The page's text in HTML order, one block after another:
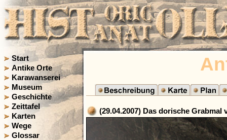
Start
Antike Orte
Karawanserei
Museum
Geschichte
Zeittafel
Karten
Wege
Glossar
(29.04.2007) Das dorische Grabmal